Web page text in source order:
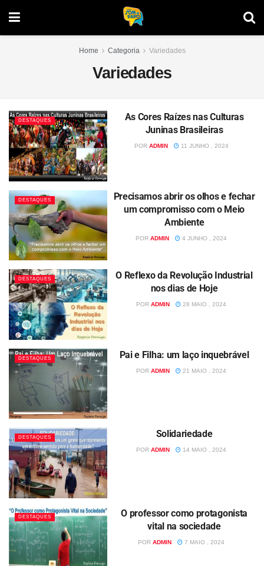
Home Categoria Variedades
Variedades
DESTAQUES
As Cores Raízes nas Culturas
Juninas Brasileiras
POR ADMIN 11 JUNHO , 2024
DESTAQUES
Precisamos abrir os olhos e fechar
um compromisso com o Meio
Ambiente
POR ADMIN 4 JUNHO , 2024
DESTAQUES
O Reflexo da Revolução Industrial
nos dias de Hoje
POR ADMIN 28 MAIO , 2024
DESTAQUES Pai e Filha: um laço inquebrável
POR ADMIN 21 MAIO , 2024
DESTAQUES Solidariedade
POR ADMIN 14 MAIO , 2024
DESTAQUES
O professor como protagonista
vital na sociedade
POR ADMIN 7 MAIO , 2024